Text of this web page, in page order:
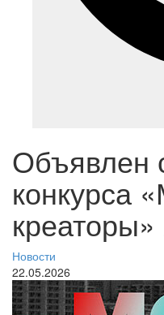
Объявлен
конкурса
Новости
22.05.2026